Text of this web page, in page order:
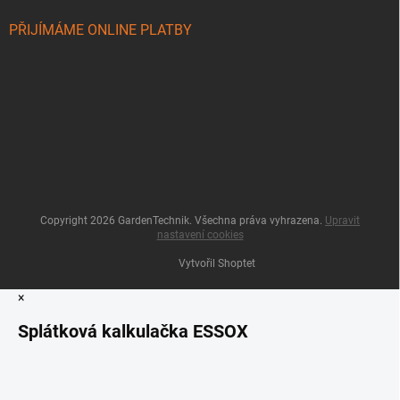
PŘIJÍMÁME ONLINE PLATBY
Vytvořil Shoptet
Copyright 2026 GardenTechnik. Všechna práva vyhrazena. Upravit
nastavení cookies
×
Splátková kalkulačka ESSOX